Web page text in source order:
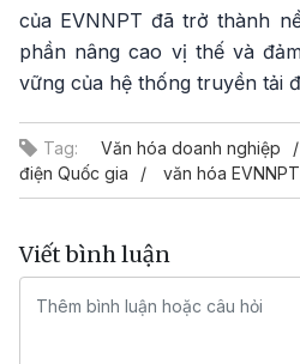
của EVNNPT đã trở thành
phần nâng cao vị thế và
vững của hệ thống truyền tải
Tag: Văn hóa doanh nghiệp
điện Quốc gia
văn hóa EVNNPT
Viết bình luận